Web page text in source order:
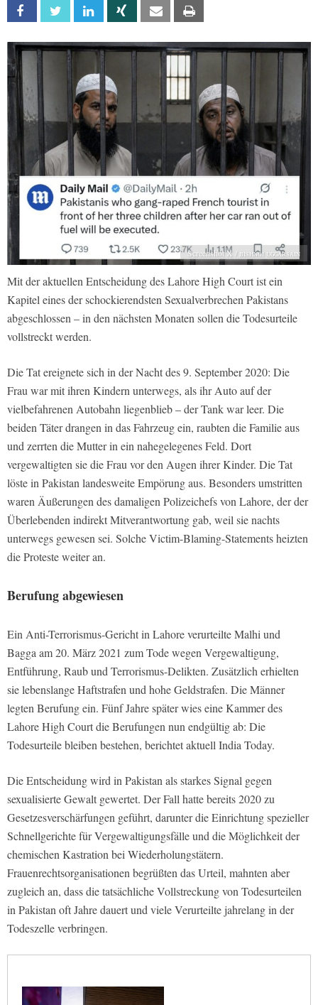
Facebook Twitter Linkedin Xing Email
Screenshot X / ʙɪsʜɴᴏɪ ᴜɢɢᴀʀsᴀɪɴ
Mit der aktuellen Entscheidung des Lahore High Court ist ein
Kapitel eines der schockierendsten Sexualverbrechen Pakistans
abgeschlossen – in den nächsten Monaten sollen die Todesurteile
vollstreckt werden.
Die Tat ereignete sich in der Nacht des 9. September 2020: Die
Frau war mit ihren Kindern unterwegs, als ihr Auto auf der
vielbefahrenen Autobahn liegenblieb – der Tank war leer. Die
beiden Täter drangen in das Fahrzeug ein, raubten die Familie aus
und zerrten die Mutter in ein nahegelegenes Feld. Dort
vergewaltigten sie die Frau vor den Augen ihrer Kinder. Die Tat
löste in Pakistan landesweite Empörung aus. Besonders umstritten
waren Äußerungen des damaligen Polizeichefs von Lahore, der der
Überlebenden indirekt Mitverantwortung gab, weil sie nachts
unterwegs gewesen sei. Solche Victim-Blaming-Statements heizten
die Proteste weiter an.
Berufung abgewiesen
Ein Anti-Terrorismus-Gericht in Lahore verurteilte Malhi und
Bagga am 20. März 2021 zum Tode wegen Vergewaltigung,
Entführung, Raub und Terrorismus-Delikten. Zusätzlich erhielten
sie lebenslange Haftstrafen und hohe Geldstrafen. Die Männer
legten Berufung ein. Fünf Jahre später wies eine Kammer des
Lahore High Court die Berufungen nun endgültig ab: Die
Todesurteile bleiben bestehen, berichtet aktuell India Today.
Die Entscheidung wird in Pakistan als starkes Signal gegen
sexualisierte Gewalt gewertet. Der Fall hatte bereits 2020 zu
Gesetzesverschärfungen geführt, darunter die Einrichtung spezieller
Schnellgerichte für Vergewaltigungsfälle und die Möglichkeit der
chemischen Kastration bei Wiederholungstätern.
Frauenrechtsorganisationen begrüßten das Urteil, mahnten aber
zugleich an, dass die tatsächliche Vollstreckung von Todesurteilen
in Pakistan oft Jahre dauert und viele Verurteilte jahrelang in der
Todeszelle verbringen.